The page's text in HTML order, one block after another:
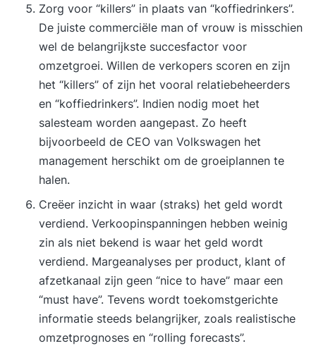
Zorg voor “killers” in plaats van “koffiedrinkers”.
De juiste commerciële man of vrouw is misschien
wel de belangrijkste succesfactor voor
omzetgroei. Willen de verkopers scoren en zijn
het “killers” of zijn het vooral relatiebeheerders
en “koffiedrinkers”. Indien nodig moet het
salesteam worden aangepast. Zo heeft
bijvoorbeeld de CEO van Volkswagen het
management herschikt om de groeiplannen te
halen.
Creëer inzicht in waar (straks) het geld wordt
verdiend. Verkoopinspanningen hebben weinig
zin als niet bekend is waar het geld wordt
verdiend. Margeanalyses per product, klant of
afzetkanaal zijn geen “nice to have” maar een
“must have”. Tevens wordt toekomstgerichte
informatie steeds belangrijker, zoals realistische
omzetprognoses en “rolling forecasts”.